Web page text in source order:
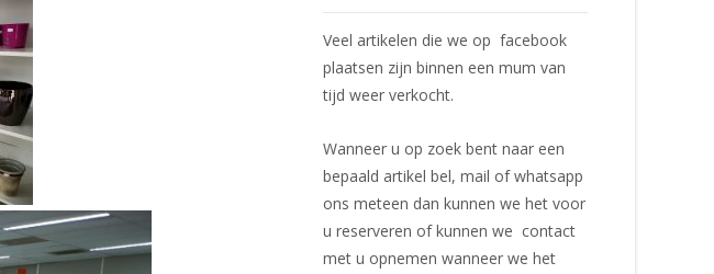
Veel artikelen die we op facebook
plaatsen zijn binnen een mum van
tijd weer verkocht.
Wanneer u op zoek bent naar een
bepaald artikel bel, mail of whatsapp
ons meteen dan kunnen we het voor
u reserveren of kunnen we contact
met u opnemen wanneer we het